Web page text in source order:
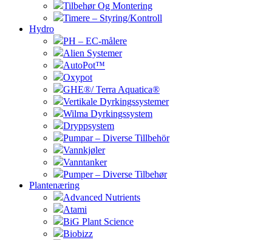
Tilbehør Og Montering
Timere – Styring/Kontroll
Hydro
PH – EC-målere
Alien Systemer
AutoPot™
Oxypot
GHE®/ Terra Aquatica®
Vertikale Dyrkingssystemer
Wilma Dyrkingssystem
Dryppsystem
Pumpar – Diverse Tillbehör
Vannkjøler
Vanntanker
Pumper – Diverse Tilbehør
Plantenæring
Advanced Nutrients
Atami
BiG Plant Science
Biobizz